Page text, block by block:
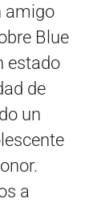
amigo
Blue
estado
de
un
a